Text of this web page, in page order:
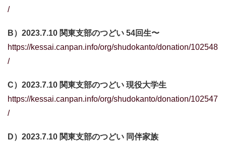
/
B）2023.7.10 関東支部のつどい 54回生〜
https://kessai.canpan.info/org/shudokanto/donation/102548
/
C）2023.7.10 関東支部のつどい 現役大学生
https://kessai.canpan.info/org/shudokanto/donation/102547
/
D）2023.7.10 関東支部のつどい 同伴家族